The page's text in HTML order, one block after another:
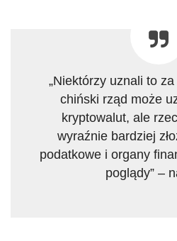
„Niektórzy uznali to
chiński rząd może
kryptowalut, ale
wyraźnie bardziej
podatkowe i organy
poglądy” –